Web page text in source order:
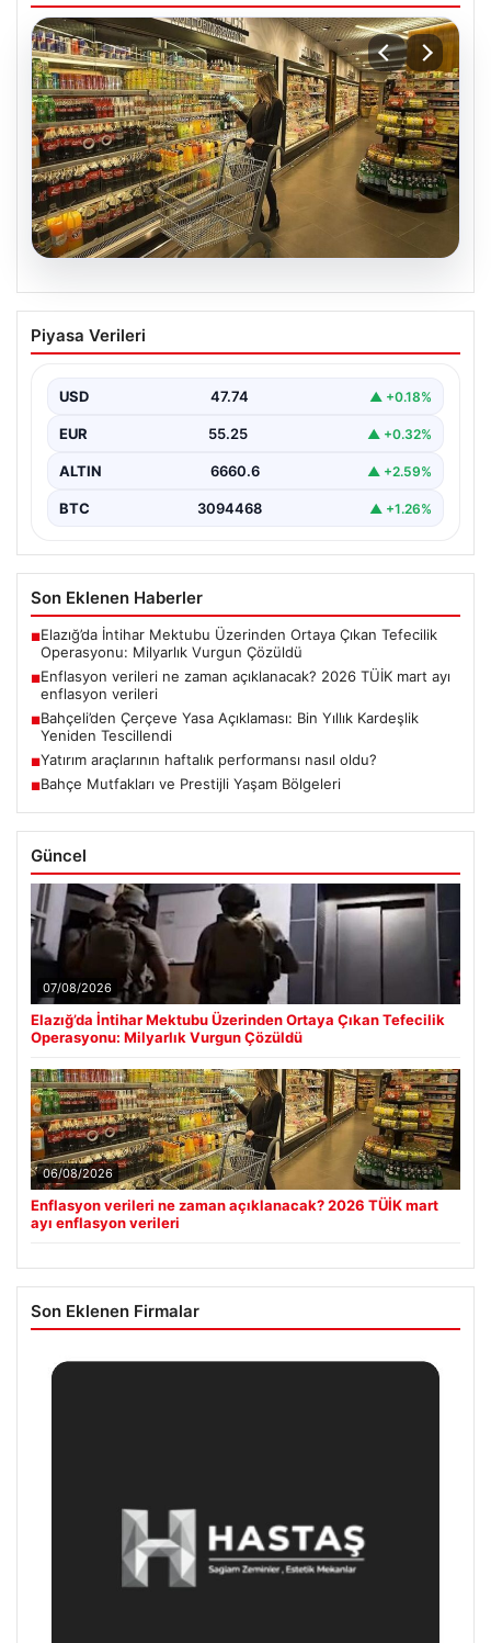
06.08.2026
Enflasyon verileri ne zaman
açıklanacak? 2026 TÜİK mart ayı
{"title": "Enflasyon Verilerinin Açıklanma Zamanı ve
"Türkiye İstatistik…
Piyasa Verileri
USD 47.74 ▲ +0.18%
EUR 55.25 ▲ +0.32%
ALTIN 6660.6 ▲ +2.59%
BTC 3094468 ▲ +1.26%
Son Eklenen Haberler
■Elazığ’da İntihar Mektubu Üzerinden Ortaya Çıkan Tefecilik
Operasyonu: Milyarlık Vurgun Çözüldü
■Enflasyon verileri ne zaman açıklanacak? 2026 TÜİK mart ayı
enflasyon verileri
■Bahçeli’den Çerçeve Yasa Açıklaması: Bin Yıllık Kardeşlik
Yeniden Tescillendi
■Yatırım araçlarının haftalık performansı nasıl oldu?
■Bahçe Mutfakları ve Prestijli Yaşam Bölgeleri
Güncel
07/08/2026
Elazığ’da İntihar Mektubu Üzerinden Ortaya Çıkan Tefecilik
Operasyonu: Milyarlık Vurgun Çözüldü
06/08/2026
Enflasyon verileri ne zaman açıklanacak? 2026 TÜİK mart
ayı enflasyon verileri
Son Eklenen Firmalar